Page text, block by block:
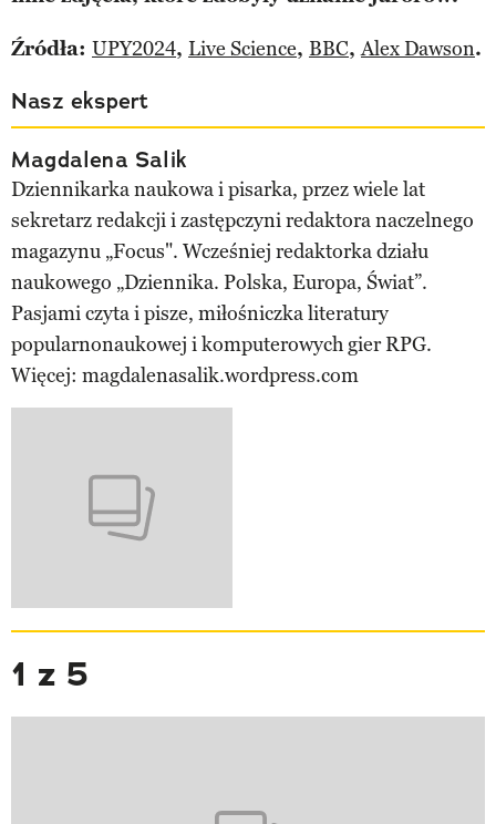
Źródła: UPY2024, Live Science, BBC,Alex Dawson.
Nasz ekspert
Magdalena Salik
Dziennikarka naukowa i pisarka, przez wiele lat
sekretarz redakcji i zastępczyni redaktora naczelnego
magazynu „Focus". Wcześniej redaktorka działu
naukowego „Dziennika. Polska, Europa, Świat”.
Pasjami czyta i pisze, miłośniczka literatury
popularnonaukowej i komputerowych gier RPG.
Więcej: magdalenasalik.wordpress.com
1 z 5